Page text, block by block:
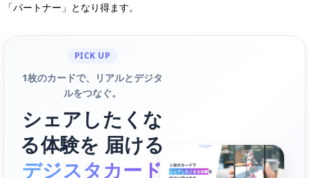
「パートナー」となり得ます。
PICK UP
1枚のカードで、リアルとデジタ
ルをつなぐ。
シェアしたくな
る体験を 届ける
デジスタカード